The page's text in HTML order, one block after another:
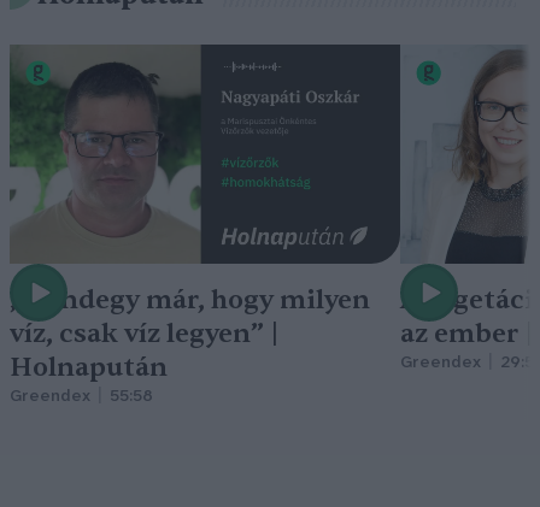
„Mindegy már, hogy milyen
víz, csak víz legyen” |
Holnapután
Greendex 55:58
A
az ember
Greendex